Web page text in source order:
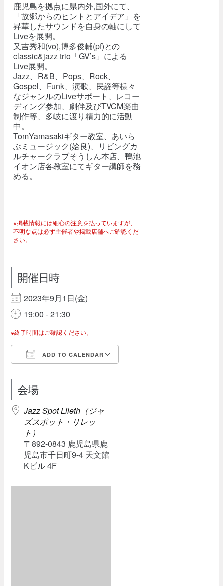
鹿児島を拠点に県内外,国外にて、
「故郷からのヒントとアイデア」を
昇華したサウンドを自身の軸にして
Liveを展開。
又吉秀和(vo),博多俊輔(pf)との
classic&jazz trio「GV’s」による
Live展開。
Jazz、R&B、Pops、Rock、
Gospel、Funk、演歌、民謡等様々
なジャンルのLiveサポート、レコー
ディング参加、劇伴及びTVCM楽曲
制作等、多岐に渡り精力的に活動
中。
TomYamasakiギター教室、あいら
ぶミュージック(姶良)、リビングカ
ルチャークラブそうしん本店、鴨池
イオン店各教室にてギター講師を務
める。
※掲載情報には細心の注意を払っていますが、
不明な点は必ず主催者や掲載店舗へご確認くだ
さい。
開催日時
2023年9月1日(金)
19:00 - 21:30
※終了時間はご確認ください。
ADD TO CALENDAR
会場
Jazz Spot Lileth（ジャ
ズスポット・リレッ
ト）
〒892-0843 鹿児島県鹿
児島市千日町9-4 天文館
Kビル 4F